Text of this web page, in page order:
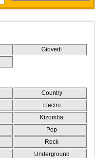
Giovedi
Country
Electro
Kizomba
Pop
Rock
Underground
11 12 13 14
15
25 26 27 28